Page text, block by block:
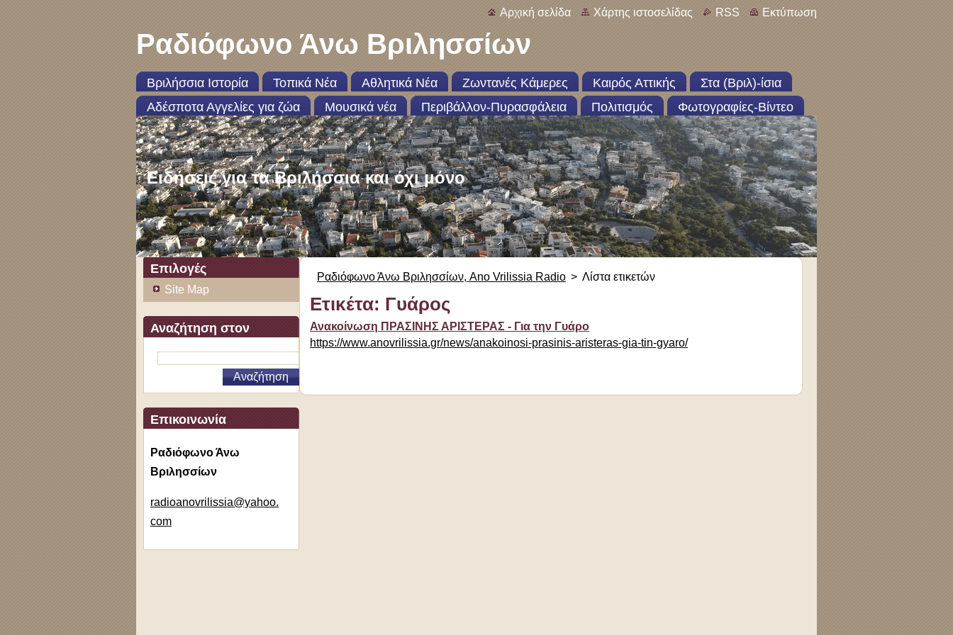
Αρχική σελίδα Χάρτης ιστοσελίδας RSS Εκτύπωση
Ραδιόφωνο Άνω Βριλησσίων
Βριλήσσια Ιστορία Τοπικά Νέα Αθλητικά Νέα Ζωντανές Κάμερες Καιρός Αττικής
Στα (Βριλ)-ίσια
Αδέσποτα Αγγελίες για ζώα
Μουσικά νέα Περιβάλλον-Πυρασφάλεια Πολιτισμός Φωτογραφίες-Βίντεο
Ειδήσεις για τα Βριλήσσια και όχι μόνο
Επιλογές
Site Map
Αναζήτηση στον
ιστότοπο
Επικοινωνία
Ραδιόφωνο Άνω
Βριλησσίων
radioanovrilissia@yahoo.
com
Ραδιόφωνο Άνω Βριλησσίων, Ano Vrilissia Radio > Λίστα ετικετών
Ετικέτα: Γυάρος
Ανακοίνωση ΠΡΑΣΙΝΗΣ ΑΡΙΣΤΕΡΑΣ - Για την Γυάρο
https://www.anovrilissia.gr/news/anakoinosi-prasinis-aristeras-gia-tin-gyaro/